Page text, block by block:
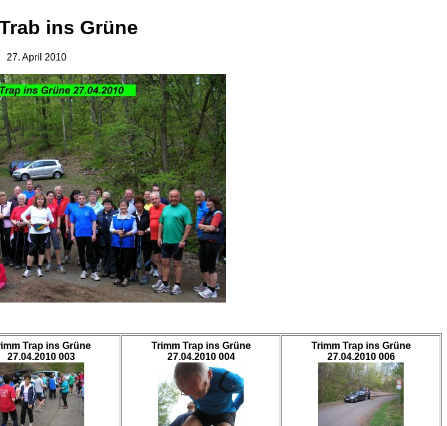
ins Grüne
27. April 2010
Trap ins Grüne
27.04.2010 003
Trimm Trap ins Grüne
27.04.2010 004
Trimm Trap ins Grüne
27.04.2010 006